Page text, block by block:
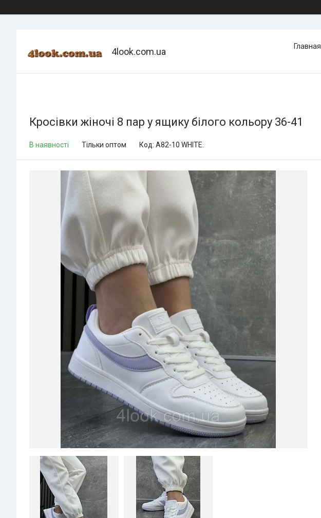
4look.com.ua Главная
Кросівки жіночі 8 пар у ящику білого кольору 36-41
В наявності Тільки оптом Код: A82-10 WHITE.